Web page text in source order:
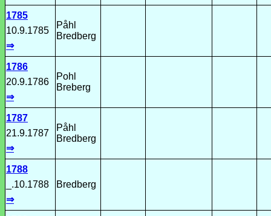
1785
10.9.1785
⇒
Påhl
Bredberg
1786
20.9.1786
⇒
Pohl
Breberg
1787
21.9.1787
⇒
Påhl
Bredberg
1788
_.10.1788
⇒
Bredberg